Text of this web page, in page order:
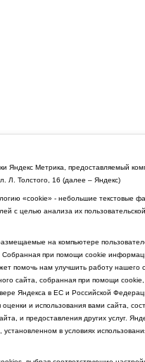
Яндекс Метрика, предоставляемый
Л. Толстого, 16 (далее – Яндекс)
«cookie» - небольшие текстовые
с целью анализа их пользовательской
на компьютере
Собранная при помощи cookie
помочь нам улучшить работу нашего
сайта, собранная при помощи cookie,
Яндекса в ЕС и Российской
и использования вами сайта,
и предоставления других услуг.
в условиях